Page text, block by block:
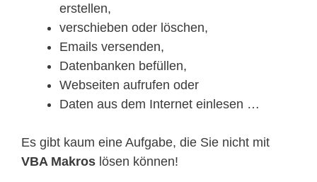
erstellen,
verschieben oder löschen,
Emails versenden,
Datenbanken befüllen,
Webseiten aufrufen oder
Daten aus dem Internet einlesen …
Es gibt kaum eine Aufgabe, die Sie nicht mit
VBA Makros lösen können!